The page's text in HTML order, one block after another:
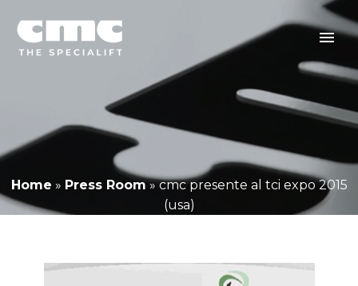
Home » Press Room»cmc presente al tci expo 2015
(usa)